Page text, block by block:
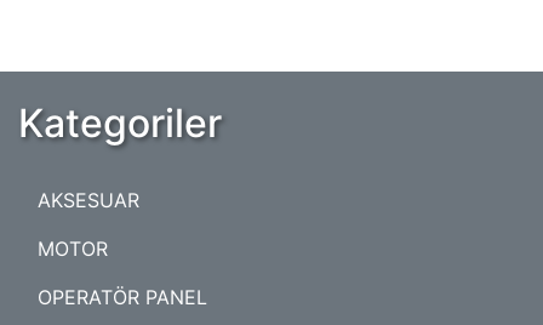
Kategoriler
AKSESUAR
MOTOR
OPERATÖR PANEL